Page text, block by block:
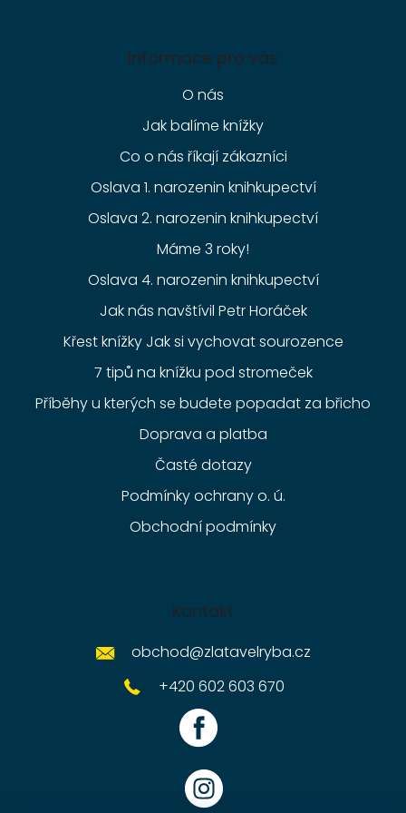
Informace pro vás
O nás
Jak balíme knížky
Co o nás říkají zákazníci
Oslava 1. narozenin knihkupectví
Oslava 2. narozenin knihkupectví
Máme 3 roky!
Oslava 4. narozenin knihkupectví
Jak nás navštívil Petr Horáček
Křest knížky Jak si vychovat sourozence
7 tipů na knížku pod stromeček
Příběhy u kterých se budete popadat za břicho
Doprava a platba
Časté dotazy
Podmínky ochrany o. ú.
Obchodní podmínky
Kontakt
obchod@zlatavelryba.cz
+420 602 603 670